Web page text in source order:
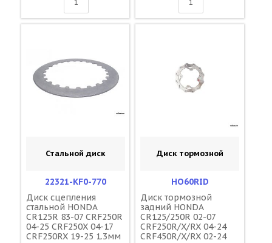
Стальной диск
22321-KF0-770
Диск сцепления
стальной HONDA
CR125R 83-07 CRF250R
04-25 CRF250X 04-17
CRF250RX 19-25 1.3мм
Диск тормозной
HO60RID
Диск тормозной
задний HONDA
CR125/250R 02-07
CRF250R/X/RX 04-24
CRF450R/X/RX 02-24